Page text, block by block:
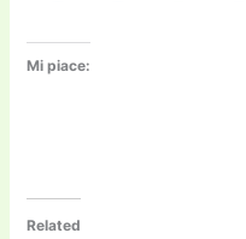
Mi piace:
Related